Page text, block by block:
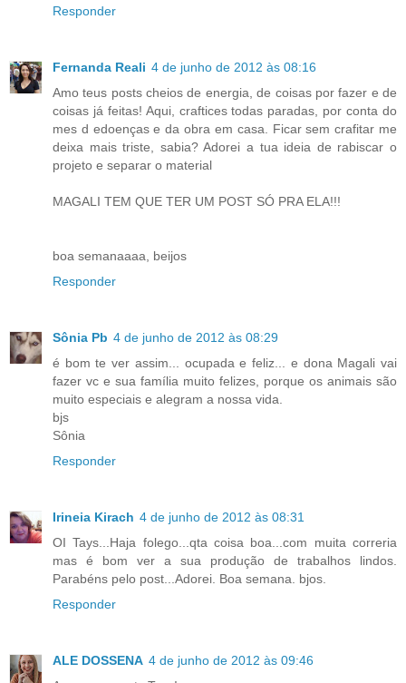
Responder
Fernanda Reali 4 de junho de 2012 às 08:16
Amo teus posts cheios de energia, de coisas por fazer e de
coisas já feitas! Aqui, craftices todas paradas, por conta do
mes d edoenças e da obra em casa. Ficar sem crafitar me
deixa mais triste, sabia? Adorei a tua ideia de rabiscar o
projeto e separar o material
MAGALI TEM QUE TER UM POST SÓ PRA ELA!!!
boa semanaaaa, beijos
Responder
Sônia Pb 4 de junho de 2012 às 08:29
é bom te ver assim... ocupada e feliz... e dona Magali vai
fazer vc e sua família muito felizes, porque os animais são
muito especiais e alegram a nossa vida.
bjs
Sônia
Responder
Irineia Kirach 4 de junho de 2012 às 08:31
OI Tays...Haja folego...qta coisa boa...com muita correria
mas é bom ver a sua produção de trabalhos lindos.
Parabéns pelo post...Adorei. Boa semana. bjos.
Responder
ALE DOSSENA 4 de junho de 2012 às 09:46